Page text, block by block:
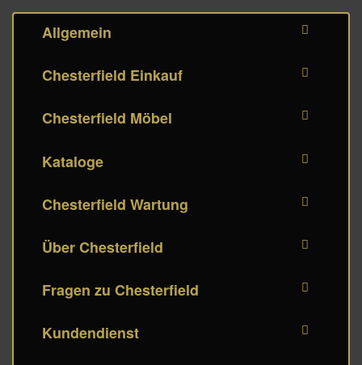
Allgemein
Chesterfield Einkauf
Chesterfield Möbel
Kataloge
Chesterfield Wartung
Über Chesterfield
Fragen zu Chesterfield
Kundendienst